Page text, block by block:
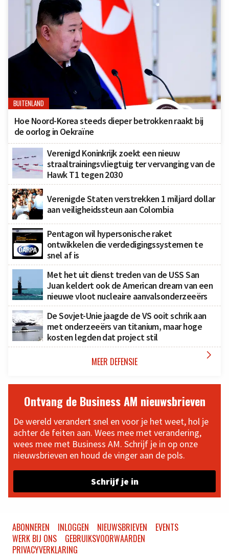
BUITENLAND
Hoe Noord-Korea steeds dieper betrokken raakt bij
de oorlog in Oekraïne
Verenigd Koninkrijk zoekt een nieuw
straaltrainingsvliegtuig ter vervanging van de
Hawk T1 tegen 2030
Verenigde Staten verstrekken 1 miljard dollar
aan veiligheidssteun aan Colombia
Pentagon wil hypersonische raket
ontwikkelen die verdedigingssystemen te
snel af is
Met het uit dienst treden van de USS San
Juan keldert ook de American dream van een
nieuwe vloot nucleaire aanvalsonderzeeërs
De Sovjet-Unie jaagde de VS ooit schrik aan
met onderzeeërs van titanium, maar hoge
kosten legden dat project stil
MEER DEFENSIE 
Ontvang de Business AM nieuwsbrieven
De wereld verandert snel en voor je het weet, hol je
achter de feiten aan. Wees mee met verandering,
wees mee met Business AM. Schrijf je in op onze
nieuwsbrieven en houd de vinger aan de pols.
Schrijf je in
ABONNEREN INLOGGEN NIEUWSBRIEVEN
EVENTS
WERK BIJ ONS
GEBRUIKSVOORWAARDEN
PRIVACYVERKLARING